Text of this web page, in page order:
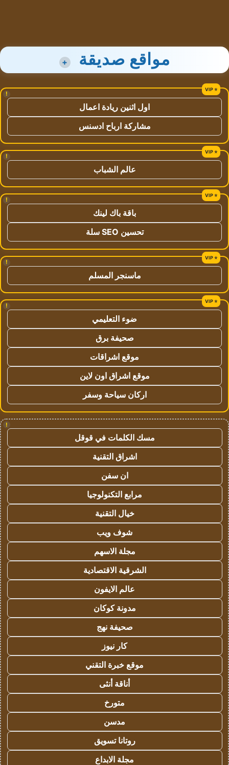
مواقع صديقة +
!
اول اثنين ريادة اعمال
مشاركة ارباح ادسنس
!
عالم الشباب
!
باقة باك لينك
تحسين SEO سلة
!
ماسنجر المسلم
!
ضوء التعليمي
صحيفة برق
موقع اشراقات
موقع اشراق اون لاين
اركان سياحة وسفر
!
مسك الكلمات في قوقل
اشراق التقنية
ان سفن
مرابع التكنولوجيا
خيال التقنية
شوف ويب
مجلة الاسهم
الشرقية الاقتصادية
عالم الايفون
مدونة كوكان
صحيفة نهج
كار نيوز
موقع خبرة التقني
أناقة أنثى
متورخ
مدسن
روتانا تسويق
مجلة الابداع